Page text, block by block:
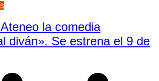
la comedia
diván». Se estrena el 9 de